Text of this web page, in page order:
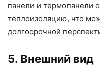
панели и термопанели
теплоизоляцию, что
долгосрочной
5. Внешний вид